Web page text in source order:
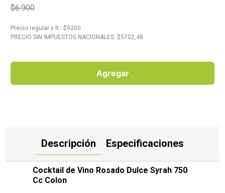
$6.900
Precio regular x lt. : $9200
PRECIO SIN IMPUESTOS NACIONALES: $5702,48
Agregar
Descripción Especificaciones
Cocktail de Vino Rosado Dulce Syrah 750
Cc Colon
Valijas
. Carne